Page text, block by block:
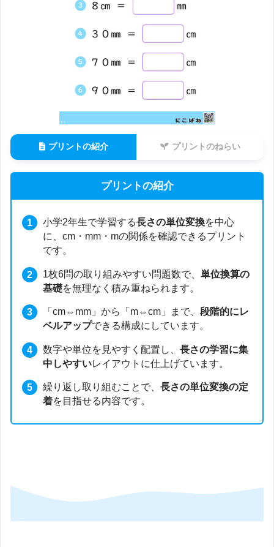
プリントの紹介 プリントのねらい
プリントの紹介
小学2年生で学習する長さの単位変換を中心
に、cm・mm・mの関係を確認できるプリント
です。
1枚6問の取り組みやすい問題数で、単位換算の
基礎を無理なく積み重ねられます。
「cm⇔mm」から「m⇔cm」まで、段階的にレ
ベルアップできる構成にしています。
数字や単位を見やすく配置し、長さの学習に集
中しやすいレイアウトに仕上げています。
繰り返し取り組むことで、長さの単位変換の定
着を目指せる内容です。